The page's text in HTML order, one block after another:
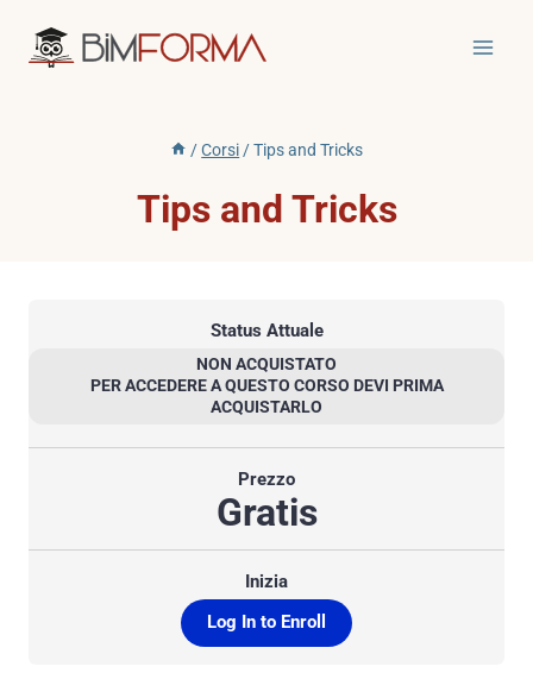
/Corsi/Tips and Tricks
Tips and Tricks
Status Attuale
NON ACQUISTATO
PER ACCEDERE A QUESTO CORSO DEVI PRIMA
ACQUISTARLO
Prezzo
Gratis
Inizia
Log In to Enroll